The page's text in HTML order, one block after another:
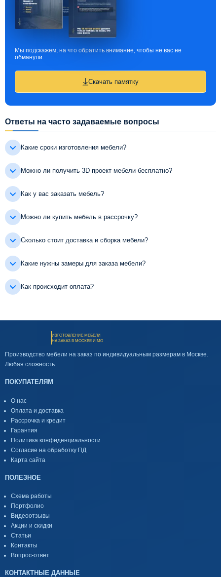
Мы подскажем, на что обратить внимание, чтобы не вас не
обманули.
Скачать памятку
Ответы на часто задаваемые вопросы
Какие сроки изготовления мебели?
Можно ли получить 3D проект мебели бесплатно?
Как у вас заказать мебель?
Можно ли купить мебель в рассрочку?
Сколько стоит доставка и сборка мебели?
Какие нужны замеры для заказа мебели?
Как происходит оплата?
ИЗГОТОВЛЕНИЕ МЕБЕЛИ
НА ЗАКАЗ В МОСКВЕ И МО
Производство мебели на заказ по индивидуальным размерам в Москве.
Любая сложность.
ПОКУПАТЕЛЯМ
О нас
Оплата и доставка
Рассрочка и кредит
Гарантия
Политика конфиденциальности
Согласие на обработку ПД
Карта сайта
ПОЛЕЗНОЕ
Схема работы
Портфолио
Видеоотзывы
Акции и скидки
Статьи
Контакты
Вопрос-ответ
КОНТАКТНЫЕ ДАННЫЕ